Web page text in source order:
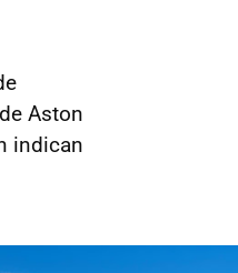
de Aston
indican